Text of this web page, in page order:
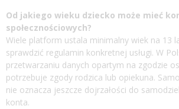
Od jakiego wieku dziecko może mieć
społecznościowych?
Wiele platform ustala minimalny wiek na 13
sprawdzić regulamin konkretnej usługi. W
przetwarzaniu danych opartym na zgodzie
potrzebuje zgody rodzica lub opiekuna.
nie oznacza jeszcze dojrzałości do
konta.